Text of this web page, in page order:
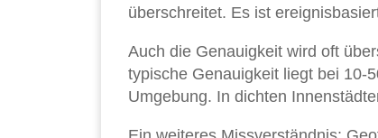
überschreitet. Es ist
Auch die Genauigkeit wird oft
typische Genauigkeit liegt bei 10-
Umgebung. In dichten